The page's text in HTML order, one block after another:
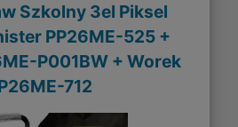
Szkolny 3el Piksel
PP26ME-525 +
P001BW + Worek
712